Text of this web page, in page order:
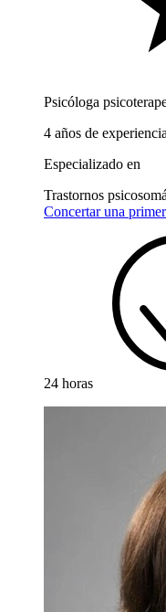
Psicóloga
4 años de
Especializado en
Trastornos
Concertar una
24 horas